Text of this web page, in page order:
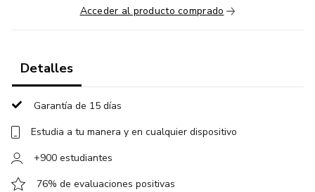
Tendrás acceso da acceso a aprender a tu ritmo todos los
relacionados con la crianza alternativa y holística.
Acceder al producto comprado
Detalles
Garantía de 15 días
Estudia a tu manera y en cualquier dispositivo
+900 estudiantes
76% de evaluaciones positivas